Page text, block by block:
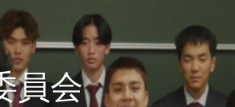
員会